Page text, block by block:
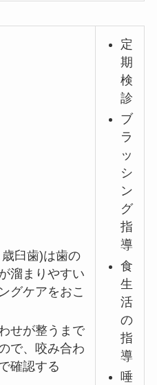
臼歯)は歯の
溜まりやすい
グケアをおこ
せが整うまで
で、咬み合わ
確認する
定
期
検
診
ブ
ラ
ッ
シ
ン
グ
指
導
食
生
活
の
指
導
唾